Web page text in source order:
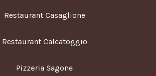
Restaurant Casaglione
Restaurant Calcatoggio
Pizzeria Sagone